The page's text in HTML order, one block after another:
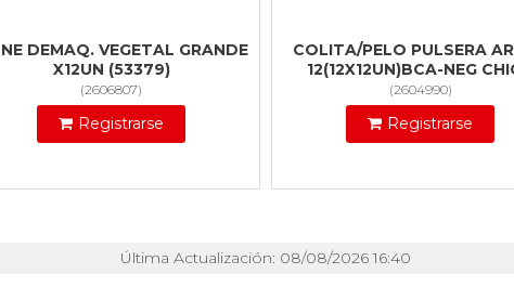
DEMAQ. VEGETAL GRANDE
X12UN (53379)
(2606807)
Registrarse
COLITA/PELO PULSERA
12(12X12UN)BCA-NEG
(2604990)
Registrarse
Última Actualización: 08/08/2026 16:40